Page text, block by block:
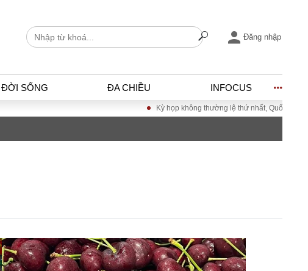
Đăng nhập
ĐỜI SỐNG ĐA CHIỀU INFOCUS
Giao thông – Đô thị
Kỳ họp không thường lệ thứ nhất, Quốc hội khóa XVI